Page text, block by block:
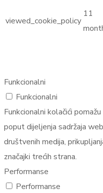
viewed_cookie_policy
11
Funkcionalni
Funkcionalni
Funkcionalni kolačići
poput dijeljenja sadržaja
društvenih medija,
značajki trećih strana.
Performanse
Performanse